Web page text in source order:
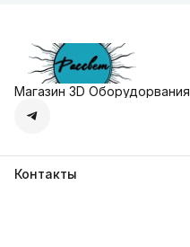
Магазин 3D Оборудорвания
Контакты